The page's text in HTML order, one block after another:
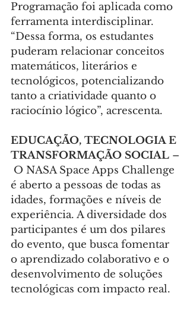
Programação foi aplicada como
ferramenta interdisciplinar.
“Dessa forma, os estudantes
puderam relacionar conceitos
matemáticos, literários e
tecnológicos, potencializando
tanto a criatividade quanto o
raciocínio lógico”, acrescenta.
EDUCAÇÃO, TECNOLOGIA E
TRANSFORMAÇÃO SOCIAL –
O NASA Space Apps Challenge
é aberto a pessoas de todas as
idades, formações e níveis de
experiência. A diversidade dos
participantes é um dos pilares
do evento, que busca fomentar
o aprendizado colaborativo e o
desenvolvimento de soluções
tecnológicas com impacto real.